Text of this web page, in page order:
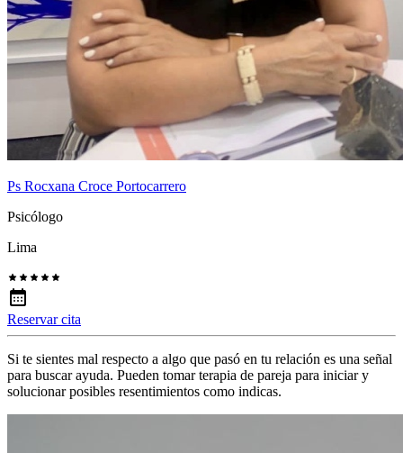
Ps Rocxana Croce Portocarrero
Psicólogo
Lima
Reservar cita
Si te sientes mal respecto a algo que pasó en tu relación es una señal
para buscar ayuda. Pueden tomar terapia de pareja para iniciar y
solucionar posibles resentimientos como indicas.